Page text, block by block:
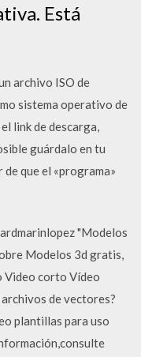
Está
archivo ISO de
sistema operativo de
link de descarga,
guárdalo en tu
que el «programa»
"Modelos
Modelos 3d gratis,
Video corto Vídeo
de vectores?
plantillas para uso